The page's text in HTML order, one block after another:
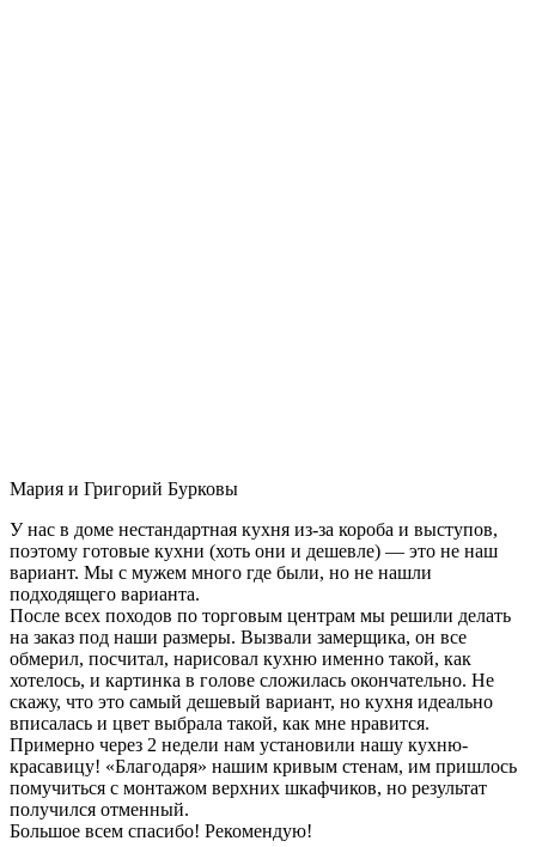
Мария и Григорий Бурковы
У нас в доме нестандартная кухня из-за короба и выступов,
поэтому готовые кухни (хоть они и дешевле) — это не наш
вариант. Мы с мужем много где были, но не нашли
подходящего варианта.
После всех походов по торговым центрам мы решили делать
на заказ под наши размеры. Вызвали замерщика, он все
обмерил, посчитал, нарисовал кухню именно такой, как
хотелось, и картинка в голове сложилась окончательно. Не
скажу, что это самый дешевый вариант, но кухня идеально
вписалась и цвет выбрала такой, как мне нравится.
Примерно через 2 недели нам установили нашу кухню-
красавицу! «Благодаря» нашим кривым стенам, им пришлось
помучиться с монтажом верхних шкафчиков, но результат
получился отменный.
Большое всем спасибо! Рекомендую!